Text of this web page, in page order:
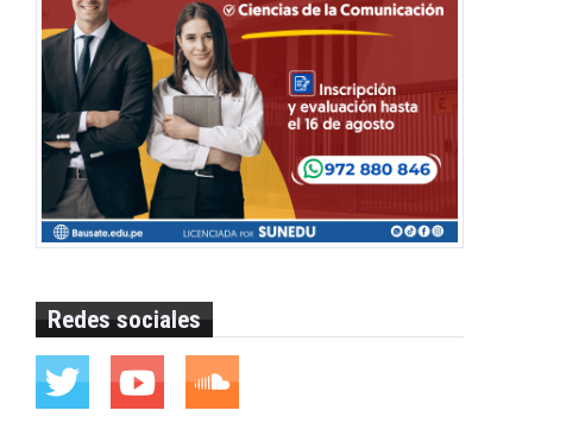
Redes sociales